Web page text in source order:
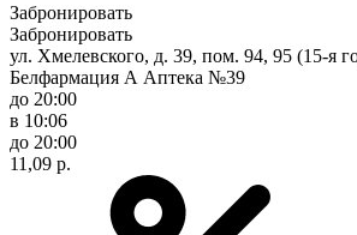
Забронировать
Забронировать
ул. Хмелевского, д. 39, пом. 94, 95 (15-я
Белфармация А Аптека №39
до 20:00
в 10:06
до 20:00
11,09 р.